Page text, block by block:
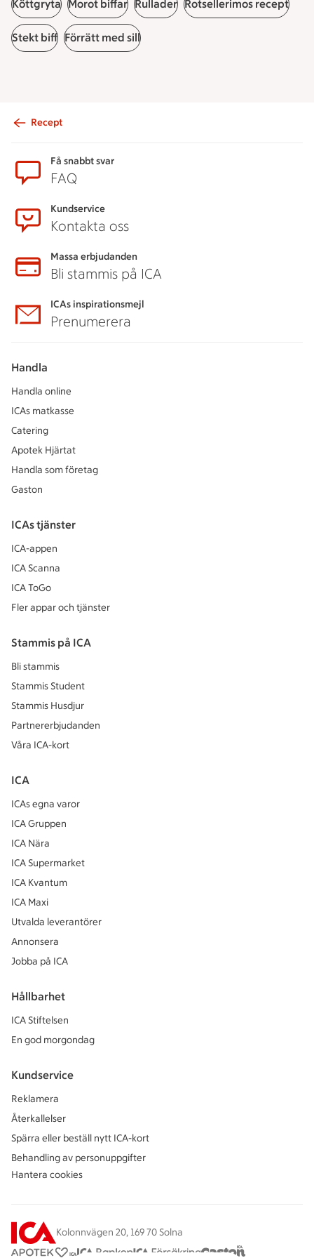
Köttgryta Morot biffar Rullader Rotsellerimos recept
Stekt biff Förrätt med sill
Recept
Få snabbt svar
FAQ
Kundservice
Kontakta oss
Massa erbjudanden
Bli stammis på ICA
ICAs inspirationsmejl
Prenumerera
Handla
Handla online
ICAs matkasse
Catering
Apotek Hjärtat
Handla som företag
Gaston
ICAs tjänster
ICA-appen
ICA Scanna
ICA ToGo
Fler appar och tjänster
Stammis på ICA
Bli stammis
Stammis Student
Stammis Husdjur
Partnererbjudanden
Våra ICA-kort
ICA
ICAs egna varor
ICA Gruppen
ICA Nära
ICA Supermarket
ICA Kvantum
ICA Maxi
Utvalda leverantörer
Annonsera
Jobba på ICA
Hållbarhet
ICA Stiftelsen
En god morgondag
Kundservice
Reklamera
Återkallelser
Spärra eller beställ nytt ICA-kort
Behandling av personuppgifter
Hantera cookies
Kolonnvägen 20, 169 70 Solna